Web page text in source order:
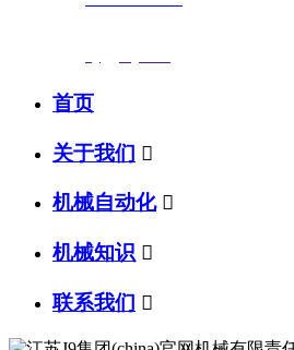
首页
关于我们 
机械自动化 
机械知识 
联系我们 